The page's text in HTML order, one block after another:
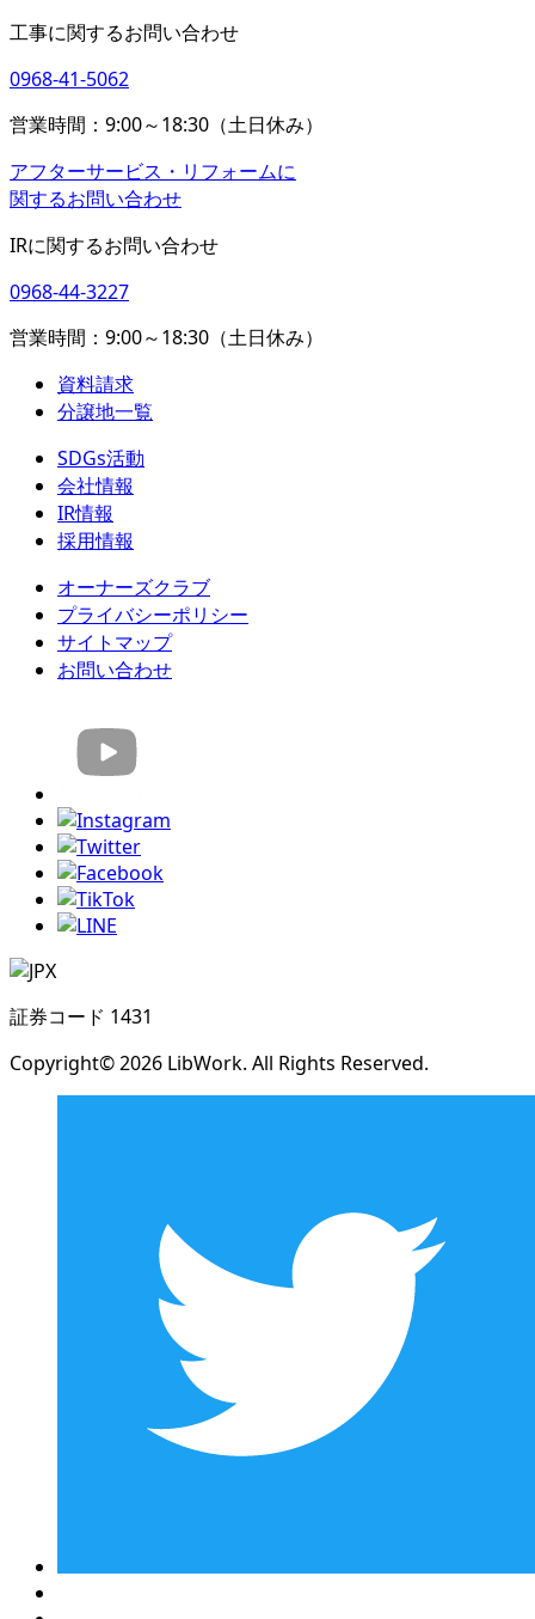
工事に関するお問い合わせ
0968-41-5062
営業時間：9:00～18:30（土日休み）
アフターサービス・リフォームに
関するお問い合わせ
IRに関するお問い合わせ
0968-44-3227
営業時間：9:00～18:30（土日休み）
資料請求
分譲地一覧
SDGs活動
会社情報
IR情報
採用情報
オーナーズクラブ
プライバシーポリシー
サイトマップ
お問い合わせ
証券コード 1431
Copyright© 2026 LibWork. All Rights Reserved.